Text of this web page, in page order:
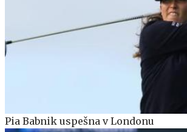
Pia Babnik uspešna v Londonu